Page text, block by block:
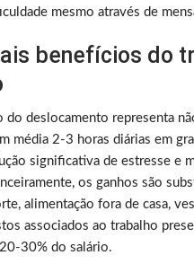
mesmo através de
benefícios do
do deslocamento representa
média 2-3 horas diárias em
significativa de estresse e
os ganhos são
alimentação fora de casa,
associados ao trabalho
30% do salário.